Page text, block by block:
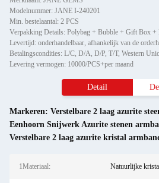
Modelnummer: JANE I-240201
Min. bestelaantal: 2 PCS
Verpakking Details: Polybag + Bubble + Gift Box +
Levertijd: onderhandelbaar, afhankelijk van de
Betalingscondities: L/C, D/A, D/P, T/T, Western
Levering vermogen: 10000/PCS+per maand
Detail
Markeren: Verstelbare 2 laag azurite
Eenhoorn Snijwerk Azurite stenen
Verstelbare 2 laag azurite kristal
1Materiaal: Natuurlijke